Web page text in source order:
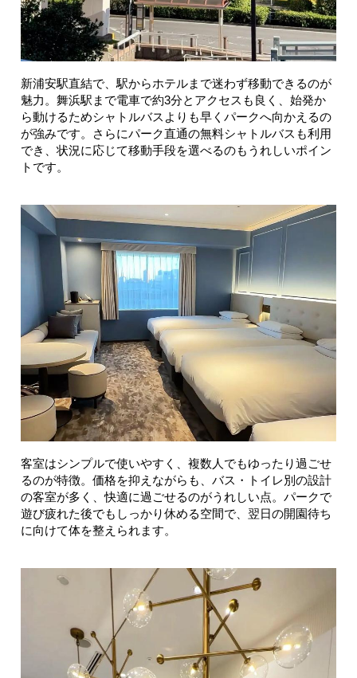
新浦安駅直結で、駅からホテルまで迷わず移動できるのが
魅力。舞浜駅まで電車で約3分とアクセスも良く、始発か
ら動けるためシャトルバスよりも早くパークへ向かえるの
が強みです。さらにパーク直通の無料シャトルバスも利用
でき、状況に応じて移動手段を選べるのもうれしいポイン
トです。
客室はシンプルで使いやすく、複数人でもゆったり過ごせ
るのが特徴。価格を抑えながらも、バス・トイレ別の設計
の客室が多く、快適に過ごせるのがうれしい点。パークで
遊び疲れた後でもしっかり休める空間で、翌日の開園待ち
に向けて体を整えられます。